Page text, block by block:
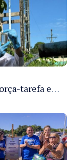
Cosama inicia força-tarefa em Anamã para fortalecer abastecimento de água e segurança hídrica da população